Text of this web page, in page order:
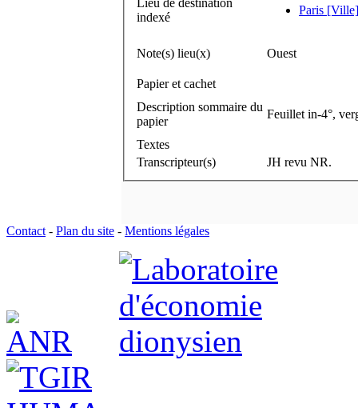
indexé
Paris
Note(s) lieu(x) Ouest
Papier et cachet
Description sommaire du
papier
Feuillet in-4°,
Textes
Transcripteur(s)
JH revu NR.
Contact - Plan du site - Mentions légales